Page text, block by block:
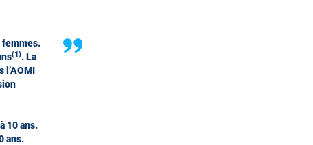
femmes.
(1). La
l’AOMI
10 ans.
ans.